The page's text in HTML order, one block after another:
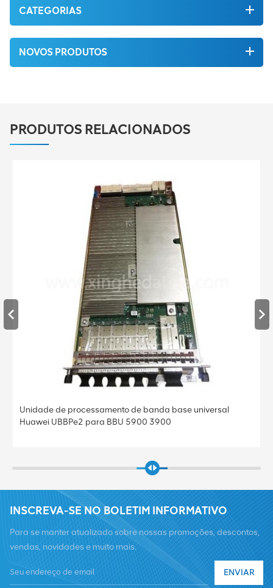
CATEGORIAS
NOVOS PRODUTOS
PRODUTOS RELACIONADOS
Unidade de processamento de banda base universal
Huawei UBBPe4 para BBU 5900 3900
INSCREVA-SE NO BOLETIM INFORMATIVO
Para se manter atualizado sobre nossas promoções, descontos,
vendas, novidades e muito mais.
ENVIAR
Telefone :+8619376997331